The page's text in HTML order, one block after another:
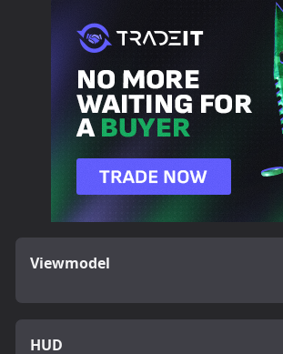
Viewmodel
HUD